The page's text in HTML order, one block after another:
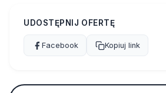
UDOSTĘPNIJ OFERTĘ
Facebook Kopiuj link